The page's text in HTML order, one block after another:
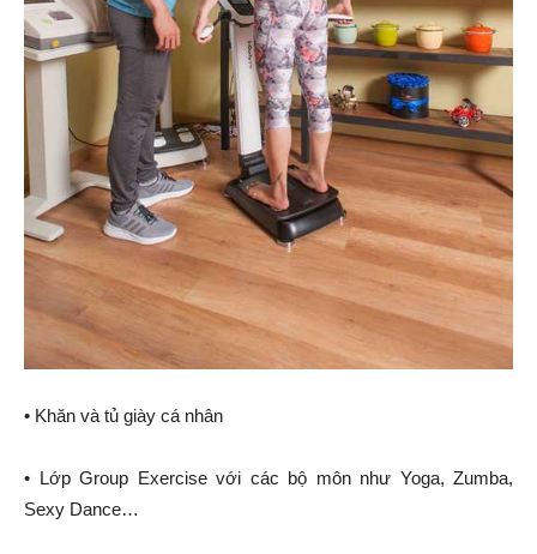
• Khăn và tủ giày cá nhân
• Lớp Group Exercise với các bộ môn như Yoga, Zumba,
Sexy Dance…